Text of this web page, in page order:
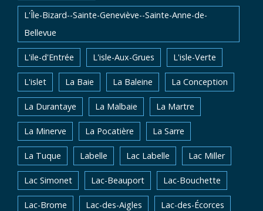
L'Île-Bizard--Sainte-Geneviève--Sainte-Anne-de-
Bellevue
L'ile-d'Entrée L'isle-Aux-Grues L'isle-Verte
L'islet La Baie La Baleine La Conception
La Durantaye La Malbaie La Martre
La Minerve La Pocatière La Sarre
La Tuque Labelle Lac Labelle Lac Miller
Lac Simonet Lac-Beauport Lac-Bouchette
Lac-Brome Lac-des-Aigles Lac-des-Écorces